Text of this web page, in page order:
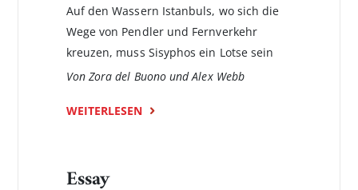
Auf den Wassern Istanbuls, wo sich die
Wege von Pendler und Fernverkehr
kreuzen, muss Sisyphos ein Lotse sein
Von Zora del Buono und Alex Webb
WEITERLESEN
Essay